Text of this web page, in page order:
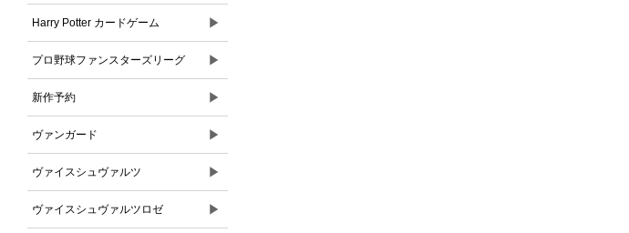
Harry Potter カードゲーム ▶
プロ野球ファンスターズリーグ ▶
新作予約 ▶
ヴァンガード ▶
ヴァイスシュヴァルツ ▶
ヴァイスシュヴァルツロゼ ▶